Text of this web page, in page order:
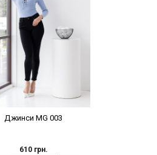
Джинси MG 003
610 грн.